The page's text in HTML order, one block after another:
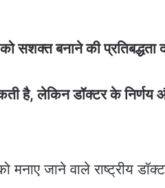
सशक्त बनाने की प्रतिबद्धता
है, लेकिन डॉक्टर के निर्णय
जाने वाले राष्ट्रीय